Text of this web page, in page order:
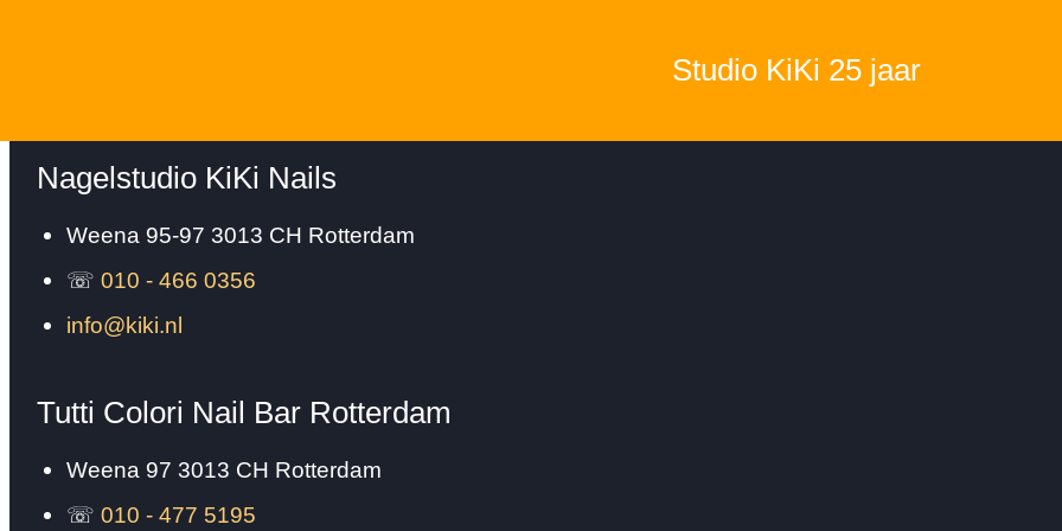
Studio KiKi 25 jaar
Nagelstudio KiKi Nails
Weena 95-97 3013 CH Rotterdam
☏010 - 466 0356
info@kiki.nl
Tutti Colori Nail Bar Rotterdam
Weena 97 3013 CH Rotterdam
☏010 - 477 5195